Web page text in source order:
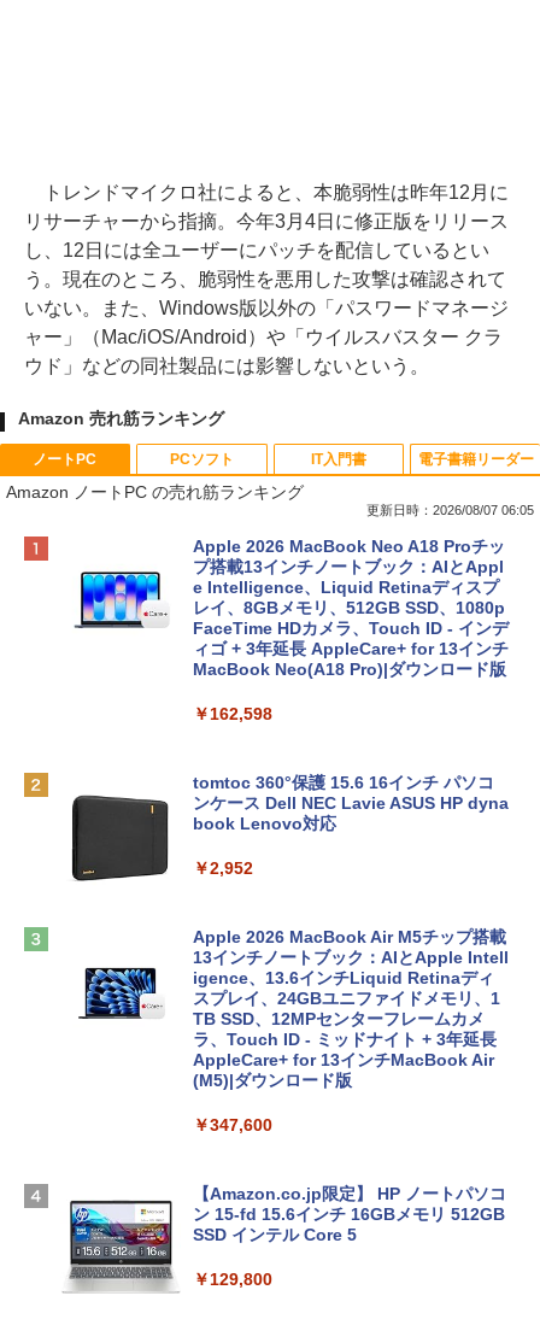
トレンドマイクロ社によると、本脆弱性は昨年12月に
リサーチャーから指摘。今年3月4日に修正版をリリース
し、12日には全ユーザーにパッチを配信しているとい
う。現在のところ、脆弱性を悪用した攻撃は確認されて
いない。また、Windows版以外の「パスワードマネージ
ャー」（Mac/iOS/Android）や「ウイルスバスター クラ
ウド」などの同社製品には影響しないという。
Amazon 売れ筋ランキング
ノートPC
Amazon ノートPC の売れ筋ランキング
更新日時：2026/08/07 06:05
Apple 2026 MacBook Neo A18 Proチッ
プ搭載13インチノートブック：AIとAppl
e Intelligence、Liquid Retinaディスプ
レイ、8GBメモリ、512GB SSD、1080p
FaceTime HDカメラ、Touch ID - インデ
ィゴ + 3年延長 AppleCare+ for 13インチ
MacBook Neo(A18 Pro)|ダウンロード版
￥162,598
tomtoc 360°保護 15.6 16インチ パソコ
ンケース Dell NEC Lavie ASUS HP dyna
book Lenovo対応
￥2,952
Apple 2026 MacBook Air M5チップ搭載
13インチノートブック：AIとApple Intell
igence、13.6インチLiquid Retinaディ
スプレイ、24GBユニファイドメモリ、1
TB SSD、12MPセンターフレームカメ
ラ、Touch ID - ミッドナイト + 3年延長
AppleCare+ for 13インチMacBook Air
(M5)|ダウンロード版
￥347,600
【Amazon.co.jp限定】 HP ノートパソコ
ン 15-fd 15.6インチ 16GBメモリ 512GB
SSD インテル Core 5
￥129,800
PCソフト IT入門書 電子書籍リーダー